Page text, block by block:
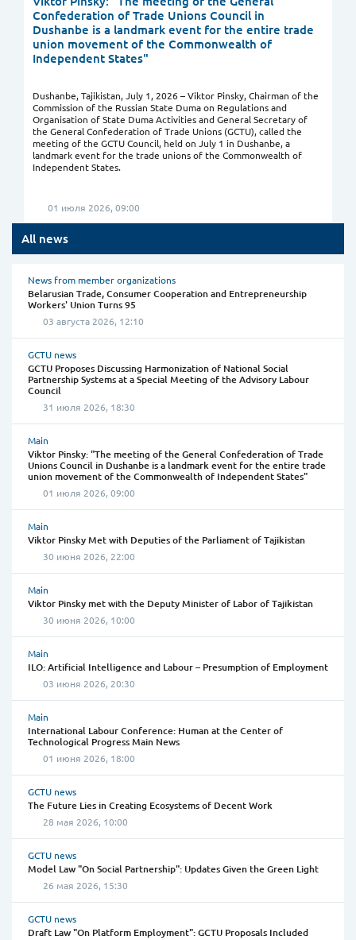
All news
News from member organizations
Belarusian Trade, Consumer Cooperation and Entrepreneurship
Workers' Union Turns 95
03 августа 2026, 12:10
GCTU news
GCTU Proposes Discussing Harmonization of National Social
Partnership Systems at a Special Meeting of the Advisory Labour
Council
31 июля 2026, 18:30
Main
Viktor Pinsky: "The meeting of the General Confederation of Trade
Unions Council in Dushanbe is a landmark event for the entire trade
union movement of the Commonwealth of Independent States"
01 июля 2026, 09:00
Main
Viktor Pinsky Met with Deputies of the Parliament of Tajikistan
30 июня 2026, 22:00
Main
Viktor Pinsky met with the Deputy Minister of Labor of Tajikistan
30 июня 2026, 10:00
Main
ILO: Artificial Intelligence and Labour – Presumption of Employment
03 июня 2026, 20:30
Main
International Labour Conference: Human at the Center of
Technological Progress Main News
01 июня 2026, 18:00
GCTU news
The Future Lies in Creating Ecosystems of Decent Work
28 мая 2026, 10:00
GCTU news
Model Law "On Social Partnership": Updates Given the Green Light
26 мая 2026, 15:30
GCTU news
Draft Law "On Platform Employment": GCTU Proposals Included
Confederation of Trade Unions Council in
Dushanbe is a landmark event for the entire trade
union movement of the Commonwealth of
Independent States"
Dushanbe, Tajikistan, July 1, 2026 – Viktor Pinsky, Chairman of the
Commission of the Russian State Duma on Regulations and
Organisation of State Duma Activities and General Secretary of
the General Confederation of Trade Unions (GCTU), called the
meeting of the GCTU Council, held on July 1 in Dushanbe, a
landmark event for the trade unions of the Commonwealth of
Independent States.
01 июля 2026, 09:00